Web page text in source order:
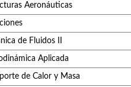
Aeronáuticas
de Fluidos II
Aplicada
de Calor y Masa